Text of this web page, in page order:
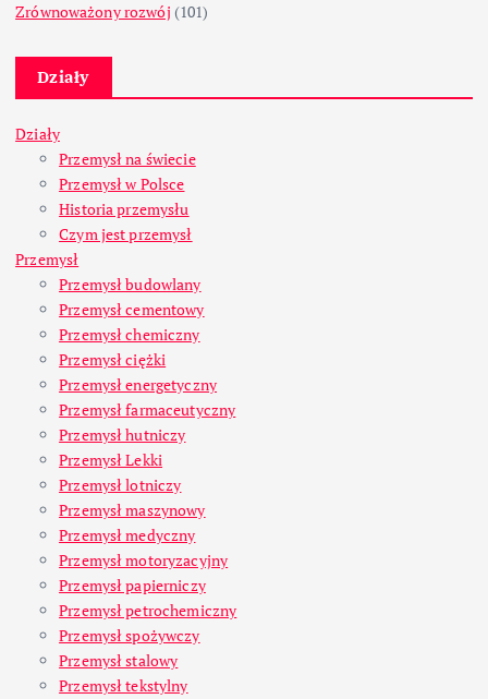
Zrównoważony rozwój (101)
Działy
Działy
Przemysł na świecie
Przemysł w Polsce
Historia przemysłu
Czym jest przemysł
Przemysł
Przemysł budowlany
Przemysł cementowy
Przemysł chemiczny
Przemysł ciężki
Przemysł energetyczny
Przemysł farmaceutyczny
Przemysł hutniczy
Przemysł Lekki
Przemysł lotniczy
Przemysł maszynowy
Przemysł medyczny
Przemysł motoryzacyjny
Przemysł papierniczy
Przemysł petrochemiczny
Przemysł spożywczy
Przemysł stalowy
Przemysł tekstylny